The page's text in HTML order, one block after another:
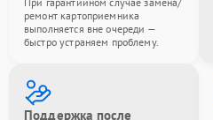
ремонт картоприемника
выполняется вне очереди —
быстро устраняем проблему.
Поддержка после